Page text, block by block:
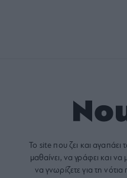
Το site που ζει και αγαπάει
μαθαίνει, να γράφει και να
να γνωρίζετε για τη